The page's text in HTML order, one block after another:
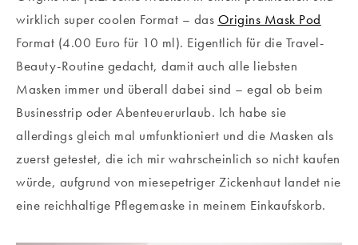
wirklich super coolen Format – das Origins Mask Pod
Format (4.00 Euro für 10 ml). Eigentlich für die Travel-
Beauty-Routine gedacht, damit auch alle liebsten
Masken immer und überall dabei sind – egal ob beim
Businesstrip oder Abenteuerurlaub. Ich habe sie
allerdings gleich mal umfunktioniert und die Masken als
zuerst getestet, die ich mir wahrscheinlich so nicht kaufen
würde, aufgrund von miesepetriger Zickenhaut landet nie
eine reichhaltige Pflegemaske in meinem Einkaufskorb.